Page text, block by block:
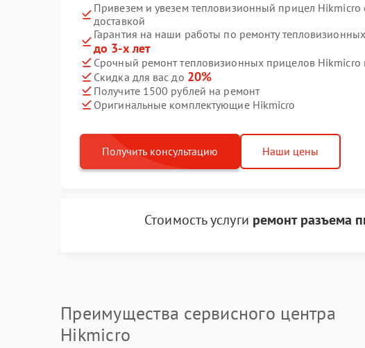
Привезем и увезем тепловизионный прицел Hikmicro
доставкой
Гарантия на наши работы по ремонту
до 3-х лет
Срочный ремонт тепловизионных прицелов Hikmicro
Скидка для вас до 20%
Получите 1500 рублей на ремонт
Оригинальные комплектующие Hikmicro
Получить консультацию Наши цены
Стоимость услуги ремонт разъема
Преимущества сервисного центра
Hikmicro